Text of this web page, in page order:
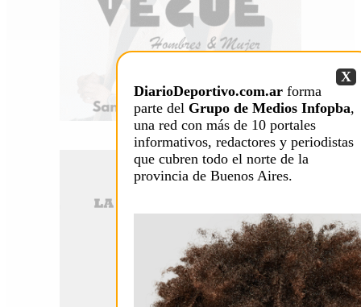
X
DiarioDeportivo.com.ar forma
parte del Grupo de Medios Infopba,
una red con más de 10 portales
informativos, redactores y periodistas
que cubren todo el norte de la
provincia de Buenos Aires.